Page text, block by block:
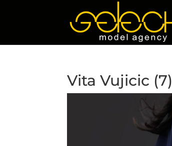
Vita Vujicic (7)